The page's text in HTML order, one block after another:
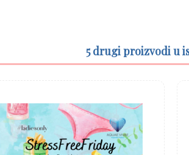
5 drugi proizvodi u